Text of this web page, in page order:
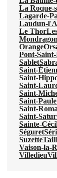
La Roque-
Lagarde-
Laudun-
Le Thor
Mondragon
Orange
Pont-
Sablet
Saint-
Saint-
Saint-
Saint-
Saint-
Saint-
Saint-
Sainte-
Séguret
Suzette
Vaison-la-
Villedieu